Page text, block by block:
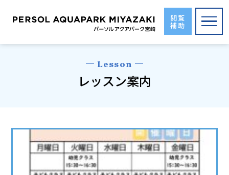
content
閲覧
補助
Lesson
レッスン案内